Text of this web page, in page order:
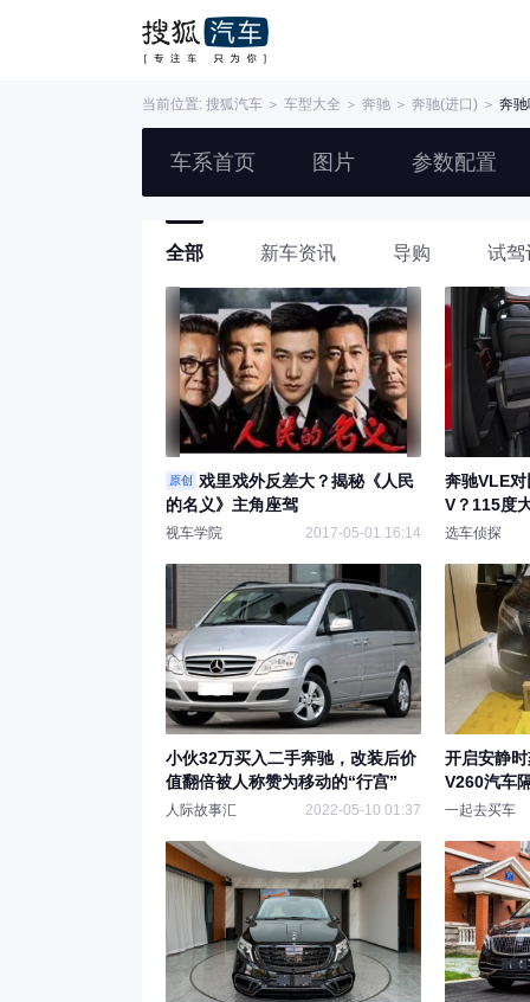
当前位置: 搜狐汽车 ＞ 车型大全 ＞ 奔驰 ＞ 奔驰(进口) ＞ 奔
车系首页 图片 参数配置
全部 新车资讯 导购 试驾
原创
戏里戏外反差大？揭秘《人民
的名义》主角座驾
视车学院 2017-05-01 16:14
奔驰VLE
V？115度
选车侦探
小伙32万买入二手奔驰，改装后价
值翻倍被人称赞为移动的“行宫”
人际故事汇 2022-05-10 01:37
开启安静
V260汽车
一起去买车